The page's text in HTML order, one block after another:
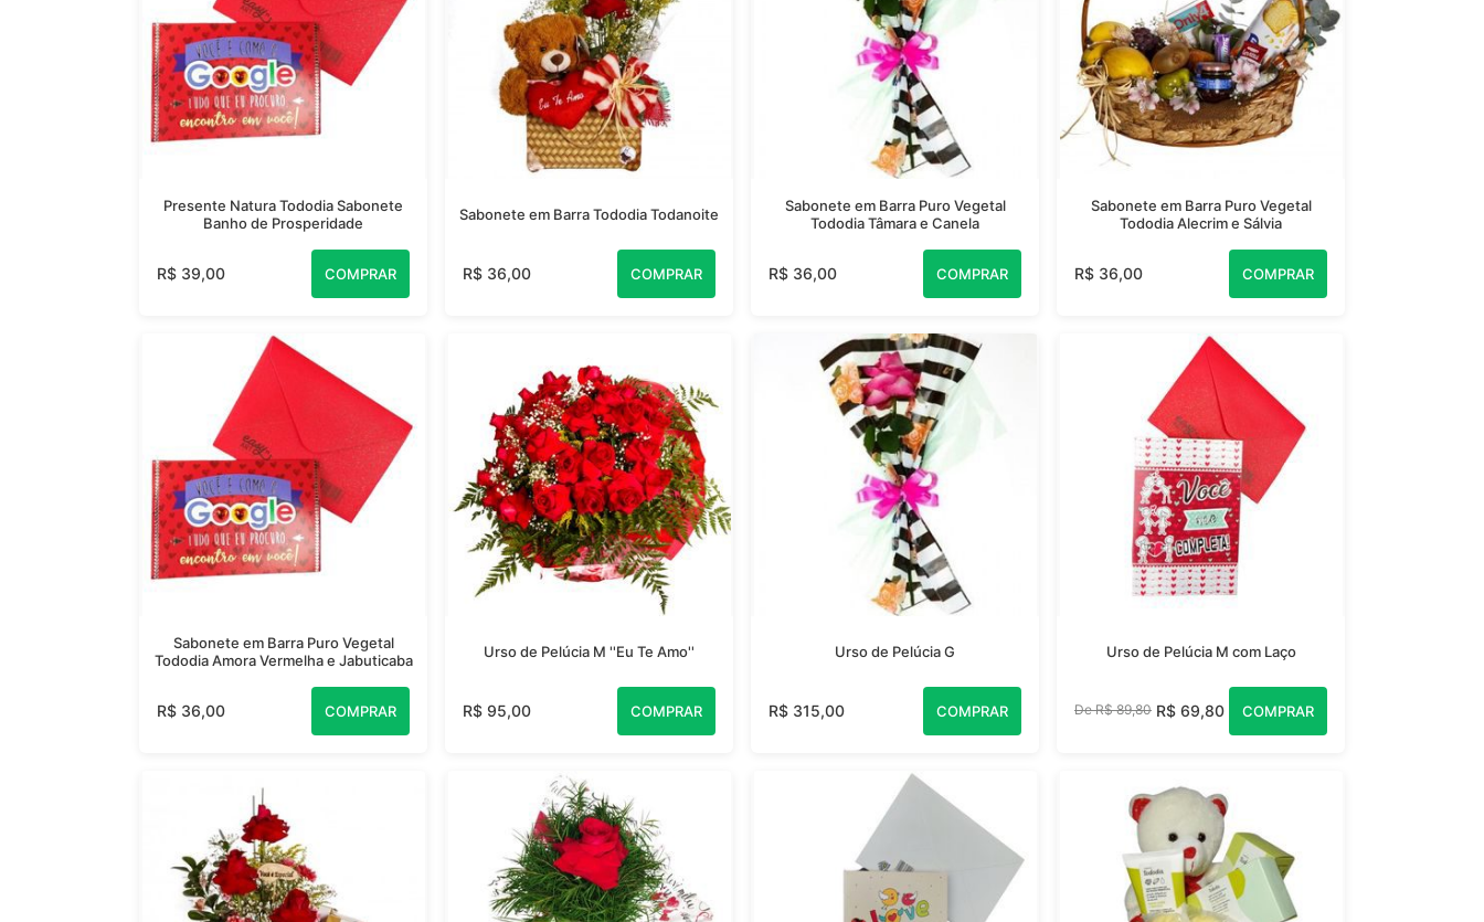
Presente Natura Tododia Sabonete
Banho de Prosperidade
R$ 39,00 COMPRAR
Sabonete em Barra Tododia Todanoite
R$ 36,00 COMPRAR
Sabonete em Barra Puro Vegetal
Tododia Tâmara e Canela
R$ 36,00 COMPRAR
Sabonete em Barra Puro Vegetal
Tododia Alecrim e Sálvia
R$ 36,00 COMPRAR
Sabonete em Barra Puro Vegetal
Tododia Amora Vermelha e Jabuticaba
R$ 36,00 COMPRAR
Urso de Pelúcia M ''Eu Te Amo''
R$ 95,00 COMPRAR
Urso de Pelúcia G
R$ 315,00 COMPRAR
Urso de Pelúcia M com Laço
De R$ 89,80 R$ 69,80 COMPRAR